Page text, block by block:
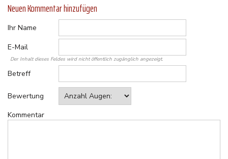
Neuen Kommentar hinzufügen
Ihr Name
E-Mail
Der Inhalt dieses Feldes wird nicht öffentlich zugänglich angezeigt.
Betreff
Bewertung
Kommentar